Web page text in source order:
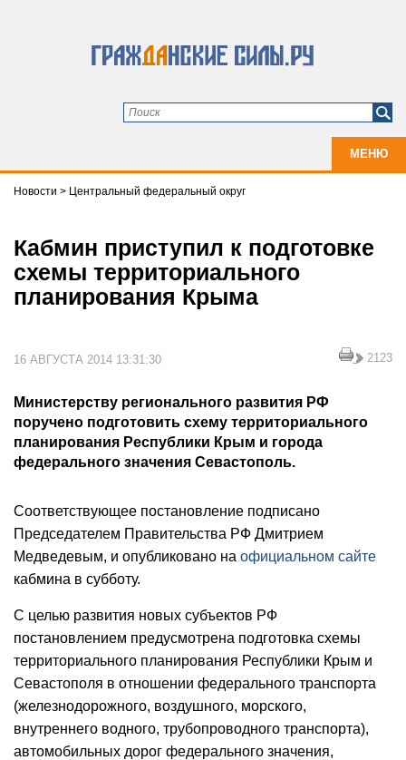
МЕНЮ
Новости > Центральный федеральный округ
Кабмин приступил к подготовке
схемы территориального
планирования Крыма
16 АВГУСТА 2014 13:31:30 2123
Министерству регионального развития РФ
поручено подготовить схему территориального
планирования Республики Крым и города
федерального значения Севастополь.
Соответствующее постановление подписано
Председателем Правительства РФ Дмитрием
Медведевым, и опубликовано на официальном сайте
кабмина в субботу.
С целью развития новых субъектов РФ
постановлением предусмотрена подготовка схемы
территориального планирования Республики Крым и
Севастополя в отношении федерального транспорта
(железнодорожного, воздушного, морского,
внутреннего водного, трубопроводного транспорта),
автомобильных дорог федерального значения,